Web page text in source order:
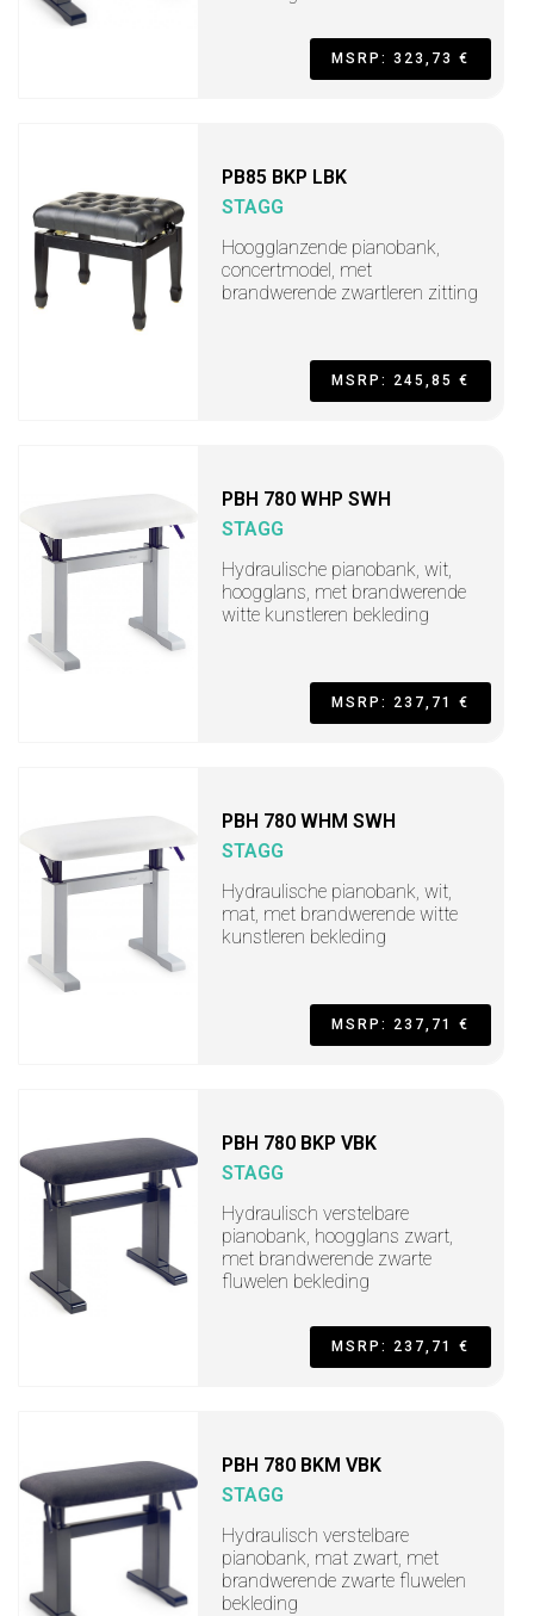
MSRP: 323,73 €
PB85 BKP LBK
STAGG
Hoogglanzende pianobank,
concertmodel, met
brandwerende zwartleren zitting
MSRP: 245,85 €
PBH 780 WHP SWH
STAGG
Hydraulische pianobank, wit,
hoogglans, met brandwerende
witte kunstleren bekleding
MSRP: 237,71 €
PBH 780 WHM SWH
STAGG
Hydraulische pianobank, wit,
mat, met brandwerende witte
kunstleren bekleding
MSRP: 237,71 €
PBH 780 BKP VBK
STAGG
Hydraulisch verstelbare
pianobank, hoogglans zwart,
met brandwerende zwarte
fluwelen bekleding
MSRP: 237,71 €
PBH 780 BKM VBK
STAGG
Hydraulisch verstelbare
pianobank, mat zwart, met
brandwerende zwarte fluwelen
bekleding